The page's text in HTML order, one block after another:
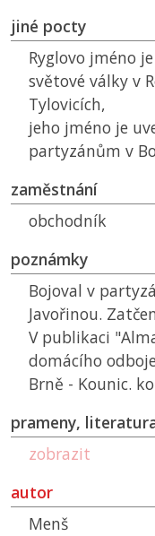
jiné pocty
Ryglovo jméno
světové války v
Tylovicích,
jeho jméno je
partyzánům v
zaměstnání
obchodník
poznámky
Bojoval v
Javořinou.
V publikaci
domácího
Brně - Kounic.
prameny,
zobrazit
autor
Menš